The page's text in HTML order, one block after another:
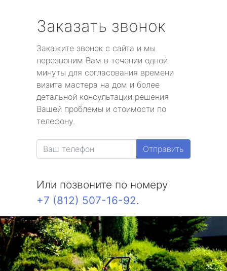
Заказать звонок
Закажите звонок с сайта и мы
перезвоним Вам в течении одной
минуты для согласования времени
визита мастера на дом и более
детальной консультации решения
Вашей проблемы и стоимости по
телефону.
Отправить
Или позвоните по номеру
+7 (812) 507-16-92.